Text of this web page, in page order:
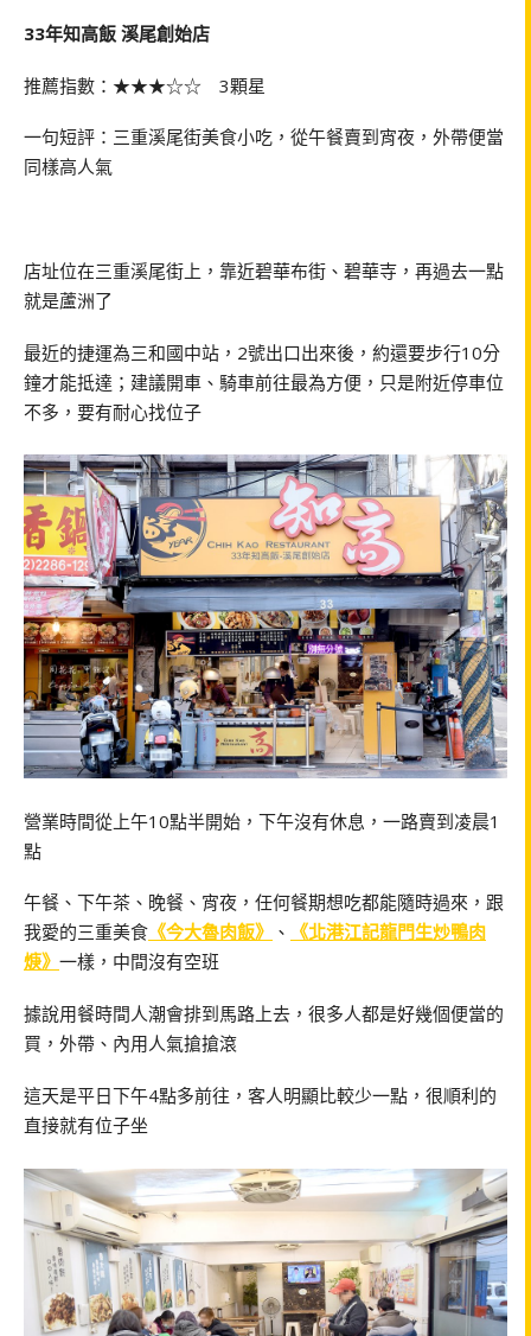
33年知高飯 溪尾創始店
推薦指數：★★★☆☆ 3顆星
一句短評：三重溪尾街美食小吃，從午餐賣到宵夜，外帶便當
同樣高人氣
店址位在三重溪尾街上，靠近碧華布街、碧華寺，再過去一點
就是蘆洲了
最近的捷運為三和國中站，2號出口出來後，約還要步行10分
鐘才能抵達；建議開車、騎車前往最為方便，只是附近停車位
不多，要有耐心找位子
營業時間從上午10點半開始，下午沒有休息，一路賣到凌晨1
點
午餐、下午茶、晚餐、宵夜，任何餐期想吃都能隨時過來，跟
我愛的三重美食 《今大魯肉飯》 、
《北港江記龍門生炒鴨肉
焿》 一樣，中間沒有空班
據說用餐時間人潮會排到馬路上去，很多人都是好幾個便當的
買，外帶、內用人氣搶搶滾
這天是平日下午4點多前往，客人明顯比較少一點，很順利的
直接就有位子坐